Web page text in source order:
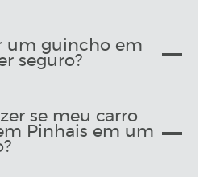
um guincho em
seguro?
se meu carro
Pinhais em um